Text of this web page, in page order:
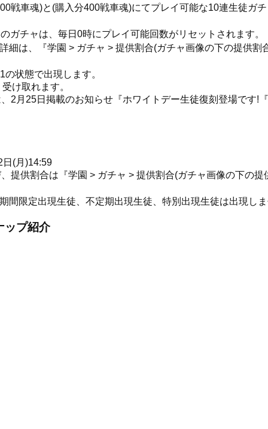
戦車魂)と(購入分400戦車魂)にてプレイ可能な10連生徒ガ
ガチャは、毎日0時にプレイ可能回数がリセットされます。
細は、『学園 > ガチャ > 提供割合(ガチャ画像の下の提供割
状態で出現します。
け取れます。
2月25日掲載のお知らせ『ホワイトデー生徒復刻登場です!
(月)14:59
提供割合は『学園 > ガチャ > 提供割合(ガチャ画像の下の提
間限定出現生徒、不定期出現生徒、特別出現生徒は出現し
ップ紹介